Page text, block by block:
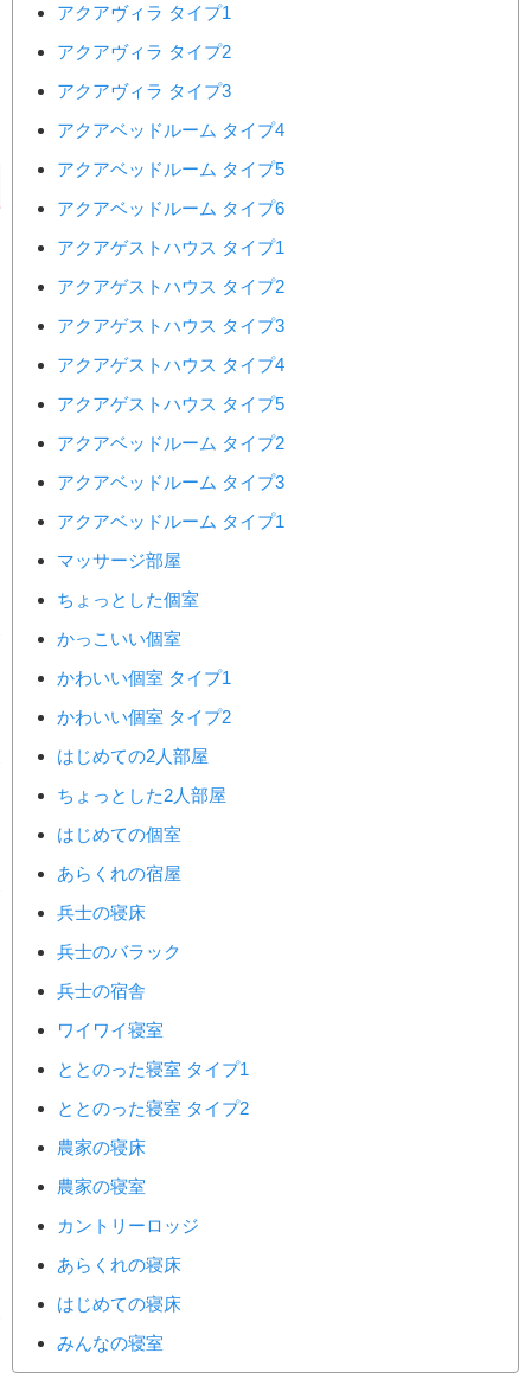
アクアヴィラ タイプ1
アクアヴィラ タイプ2
アクアヴィラ タイプ3
アクアベッドルーム タイプ4
アクアベッドルーム タイプ5
アクアベッドルーム タイプ6
アクアゲストハウス タイプ1
アクアゲストハウス タイプ2
アクアゲストハウス タイプ3
アクアゲストハウス タイプ4
アクアゲストハウス タイプ5
アクアベッドルーム タイプ2
アクアベッドルーム タイプ3
アクアベッドルーム タイプ1
マッサージ部屋
ちょっとした個室
かっこいい個室
かわいい個室 タイプ1
かわいい個室 タイプ2
はじめての2人部屋
ちょっとした2人部屋
はじめての個室
あらくれの宿屋
兵士の寝床
兵士のバラック
兵士の宿舎
ワイワイ寝室
ととのった寝室 タイプ1
ととのった寝室 タイプ2
農家の寝床
農家の寝室
カントリーロッジ
あらくれの寝床
はじめての寝床
みんなの寝室